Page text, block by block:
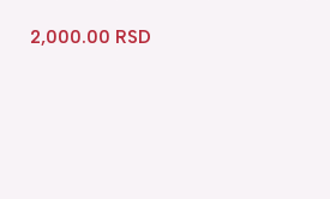
2,000.00 RSD